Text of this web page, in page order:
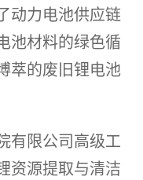
动力电池供应链
池材料的绿色循
萃的废旧锂电池
有限公司高级工
资源提取与清洁